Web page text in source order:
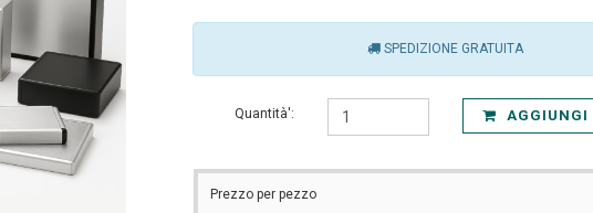
SPEDIZIONE GRATUITA
Quantità': AGGIUNGI
Prezzo per pezzo